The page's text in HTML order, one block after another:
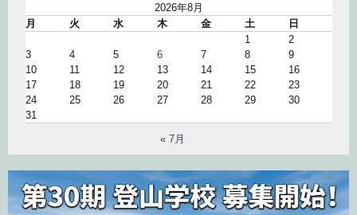
2026年8月
月
火 水 木 金 土
日
1
2
3
4 5 6 7 8
9
10
11 12 13 14 15
16
17
18 19 20 21 22
23
24
25 26 27 28 29
30
31
« 7月